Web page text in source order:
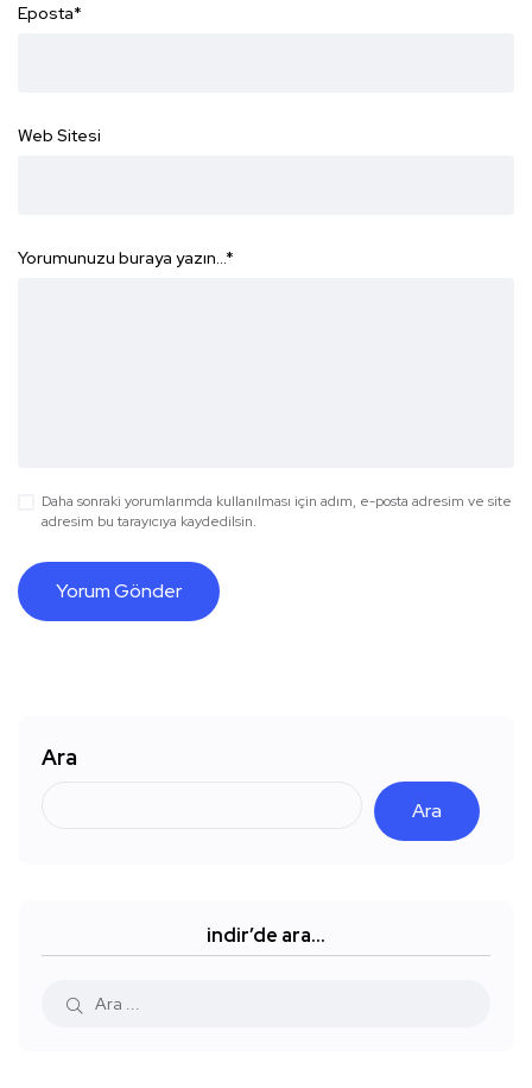
Eposta*
Web Sitesi
Yorumunuzu buraya yazın...*
Daha sonraki yorumlarımda kullanılması için adım, e-posta adresim ve site
adresim bu tarayıcıya kaydedilsin.
Ara
Ara
indir’de ara…